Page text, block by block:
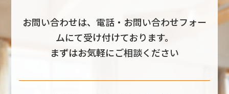
お問い合わせは、電話・お問い合わせフォー
ムにて受け付けております。
まずはお気軽にご相談ください